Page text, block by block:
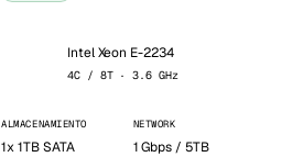
Intel Xeon E-2234
4C / 8T · 3.6 GHz
ALMACENAMIENTO
1x 1TB SATA
NETWORK
1 Gbps / 5TB